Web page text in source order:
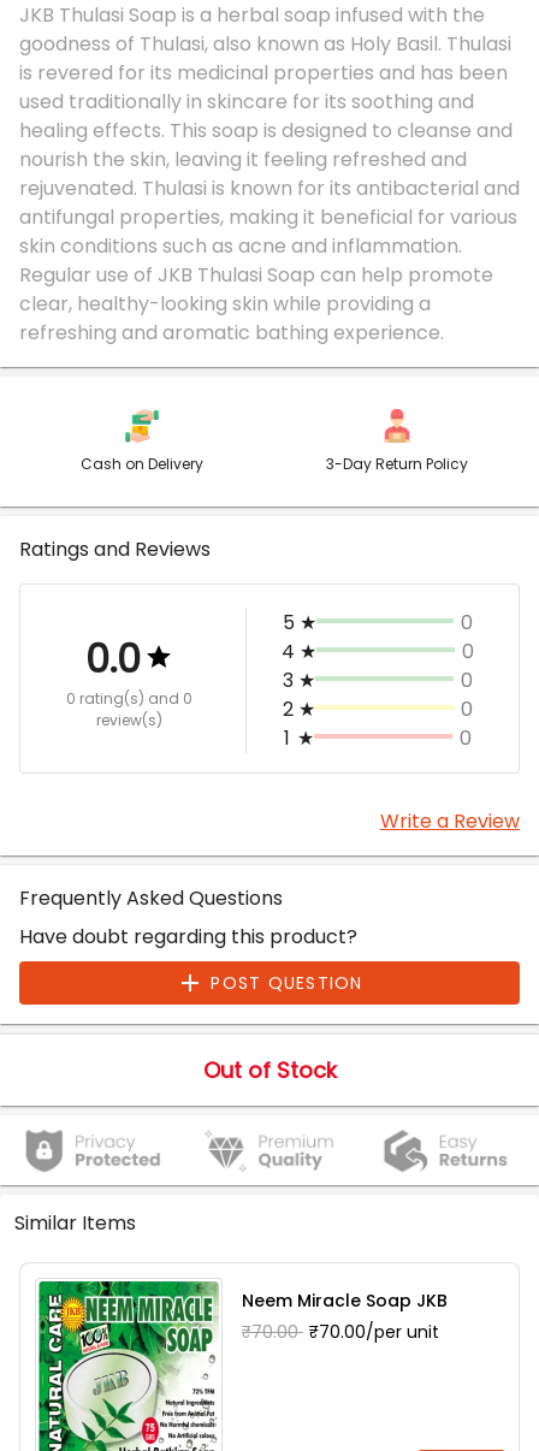
JKB Thulasi Soap is a herbal soap infused with the
goodness of Thulasi, also known as Holy Basil. Thulasi
is revered for its medicinal properties and has been
used traditionally in skincare for its soothing and
healing effects. This soap is designed to cleanse and
nourish the skin, leaving it feeling refreshed and
rejuvenated. Thulasi is known for its antibacterial and
antifungal properties, making it beneficial for various
skin conditions such as acne and inflammation.
Regular use of JKB Thulasi Soap can help promote
clear, healthy-looking skin while providing a
refreshing and aromatic bathing experience.
Cash on Delivery 3-Day Return Policy
Ratings and Reviews
0.0
0 rating(s) and 0
review(s)
5 ★
0
4 ★
0
3 ★
0
2 ★
0
1 ★ 0
Write a Review
Frequently Asked Questions
Have doubt regarding this product?
POST QUESTION
Out of Stock
Similar Items
Neem Miracle Soap JKB
₹70.00 ₹70.00/per unit